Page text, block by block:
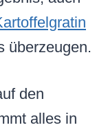
überzeugen.
den
alles in